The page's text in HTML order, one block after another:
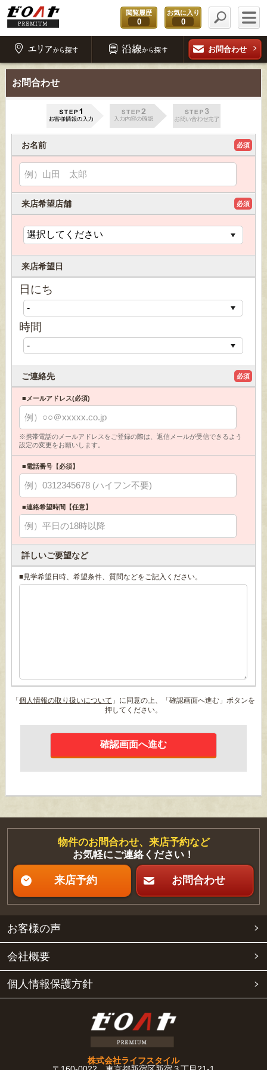
閲覧履歴
0
お気に入り
0
お問合わせ
お問合わせ
お名前 必須
来店希望店舗 必須
来店希望日
日にち
時間
ご連絡先 必須
■メールアドレス(必須)
※携帯電話のメールアドレスをご登録の際は、返信メールが受信できるよう
設定の変更をお願いします。
■電話番号【必須】
■連絡希望時間【任意】
詳しいご要望など
■見学希望日時、希望条件、質問などをご記入ください。
「 個人情報の取り扱いについて 」に同意の上、「確認画面へ進む」ボタンを
押してください。
物件のお問合わせ、来店予約など
お気軽にご連絡ください！
来店予約 お問合わせ
お客様の声
会社概要
個人情報保護方針
株式会社ライフスタイル